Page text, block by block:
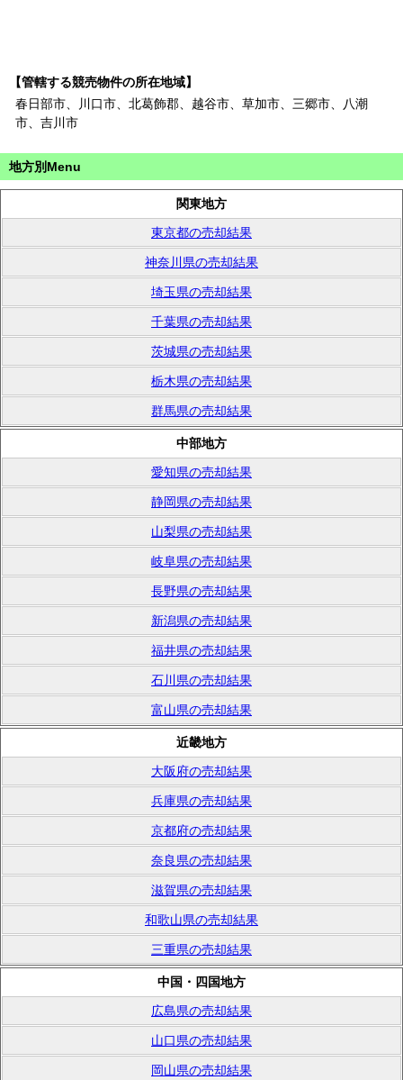
【管轄する競売物件の所在地域】
春日部市、川口市、北葛飾郡、越谷市、草加市、三郷市、八潮
市、吉川市
地方別Menu
関東地方
東京都の売却結果
神奈川県の売却結果
埼玉県の売却結果
千葉県の売却結果
茨城県の売却結果
栃木県の売却結果
群馬県の売却結果
中部地方
愛知県の売却結果
静岡県の売却結果
山梨県の売却結果
岐阜県の売却結果
長野県の売却結果
新潟県の売却結果
福井県の売却結果
石川県の売却結果
富山県の売却結果
近畿地方
大阪府の売却結果
兵庫県の売却結果
京都府の売却結果
奈良県の売却結果
滋賀県の売却結果
和歌山県の売却結果
三重県の売却結果
中国・四国地方
広島県の売却結果
山口県の売却結果
岡山県の売却結果